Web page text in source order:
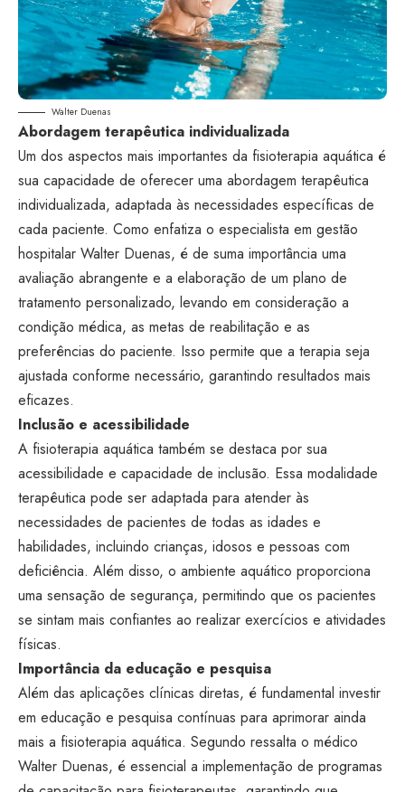
Walter Duenas
Abordagem terapêutica individualizada
Um dos aspectos mais importantes da fisioterapia aquática é
sua capacidade de oferecer uma abordagem terapêutica
individualizada, adaptada às necessidades específicas de
cada paciente. Como enfatiza o especialista em gestão
hospitalar Walter Duenas, é de suma importância uma
avaliação abrangente e a elaboração de um plano de
tratamento personalizado, levando em consideração a
condição médica, as metas de reabilitação e as
preferências do paciente. Isso permite que a terapia seja
ajustada conforme necessário, garantindo resultados mais
eficazes.
Inclusão e acessibilidade
A fisioterapia aquática também se destaca por sua
acessibilidade e capacidade de inclusão. Essa modalidade
terapêutica pode ser adaptada para atender às
necessidades de pacientes de todas as idades e
habilidades, incluindo crianças, idosos e pessoas com
deficiência. Além disso, o ambiente aquático proporciona
uma sensação de segurança, permitindo que os pacientes
se sintam mais confiantes ao realizar exercícios e atividades
físicas.
Importância da educação e pesquisa
Além das aplicações clínicas diretas, é fundamental investir
em educação e pesquisa contínuas para aprimorar ainda
mais a fisioterapia aquática. Segundo ressalta o médico
Walter Duenas, é essencial a implementação de programas